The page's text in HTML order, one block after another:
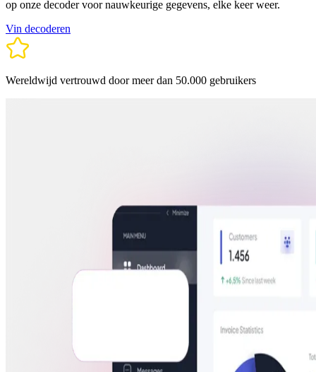
op onze decoder voor nauwkeurige gegevens, elke keer weer.
Vin decoderen
Wereldwijd vertrouwd door meer dan 50.000 gebruikers